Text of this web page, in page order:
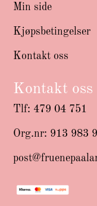
Min side
Kjøpsbetingelser
Kontakt oss
Kontakt oss
Tlf: 479 04 751
Org.nr: 913 983